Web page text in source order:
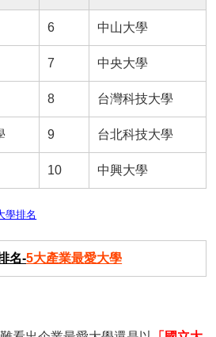
6 中山大學
7 中央大學
8 台灣科技大學
9 台北科技大學
10 中興大學
學排名
名-5大產業最愛大學